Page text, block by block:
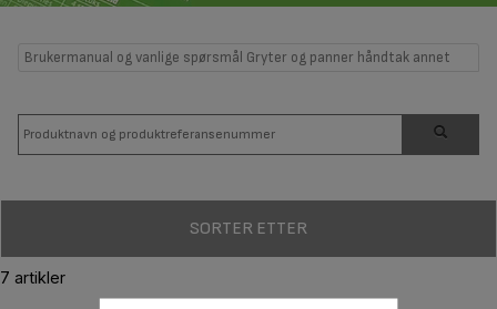
Brukermanual og vanlige spørsmål Gryter og panner håndtak annet
SORTER ETTER
7 artikler